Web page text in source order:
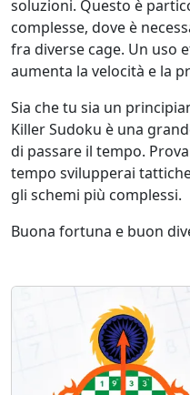
soluzioni. Questo è
complesse, dove è
fra diverse cage. Un uso
aumenta la velocità e la
Sia che tu sia un
Killer Sudoku è una
di passare il tempo.
tempo svilupperai
gli schemi più complessi.
Buona fortuna e buon